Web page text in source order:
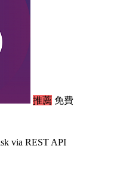
推薦 免費
via REST API